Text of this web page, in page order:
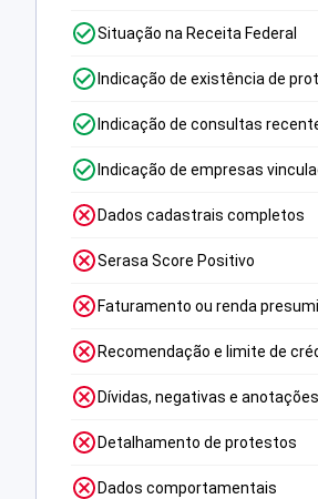
Situação na Receita Federal
Indicação de existência de
Indicação de consultas
Indicação de empresas
Dados cadastrais completos
Serasa Score Positivo
Faturamento ou renda
Recomendação e limite de
Dívidas, negativas e anotações
Detalhamento de protestos
Dados comportamentais